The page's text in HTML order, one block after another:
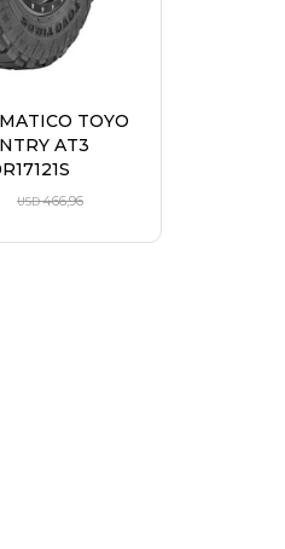
TOYO
AT3
USD466,96